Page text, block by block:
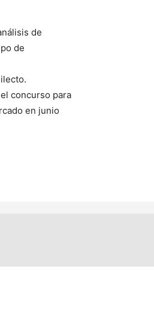
de
de
concurso para
en junio